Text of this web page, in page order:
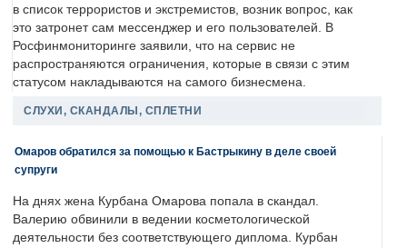
в список террористов и экстремистов, возник вопрос, как
это затронет сам мессенджер и его пользователей. В
Росфинмониторинге заявили, что на сервис не
распространяются ограничения, которые в связи с этим
статусом накладываются на самого бизнесмена.
СЛУХИ, СКАНДАЛЫ, СПЛЕТНИ
Омаров обратился за помощью к Бастрыкину в деле своей
супруги
На днях жена Курбана Омарова попала в скандал.
Валерию обвинили в ведении косметологической
деятельности без соответствующего диплома. Курбан